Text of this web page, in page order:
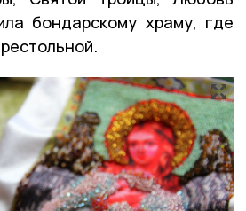
бондарскому храму, где